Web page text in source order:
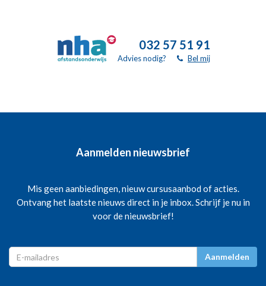
032 57 51 91
Advies nodig? Bel mij
Aanmelden nieuwsbrief
Mis geen aanbiedingen, nieuw cursusaanbod of acties.
Ontvang het laatste nieuws direct in je inbox. Schrijf je nu in
voor de nieuwsbrief!
Aanmelden